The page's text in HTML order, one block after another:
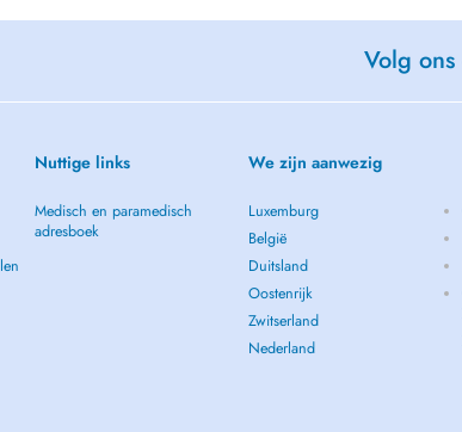
Volg
Nuttige links
Medisch en paramedisch
adresboek
We zijn aanwezig
Luxemburg
België
Duitsland
Oostenrijk
Zwitserland
Nederland